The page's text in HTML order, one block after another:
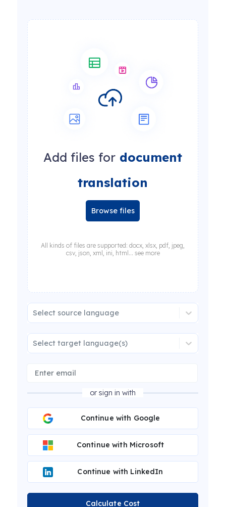
Add files for document
translation
Browse files
All kinds of files are supported: docx, xlsx, pdf, jpeg,
csv, json, xml, ini, html... see more
Select source language
Select target language(s)
or sign in with
Continue with Google
Continue with Microsoft
Continue with LinkedIn
Calculate Cost